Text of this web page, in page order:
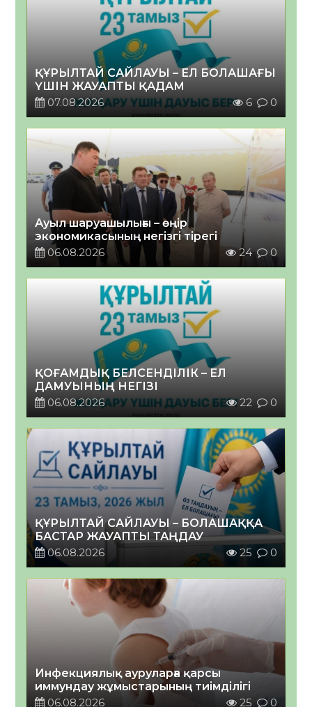
ҚҰРЫЛТАЙ САЙЛАУЫ – ЕЛ БОЛАШАҒЫ
ҮШІН ЖАУАПТЫ ҚАДАМ
07.08.2026
6 0
Ауыл шаруашылығы – өңір
экономикасының негізгі тірегі
06.08.2026
24 0
ҚОҒАМДЫҚ БЕЛСЕНДІЛІК – ЕЛ
ДАМУЫНЫҢ НЕГІЗІ
06.08.2026
22 0
ҚҰРЫЛТАЙ САЙЛАУЫ – БОЛАШАҚҚА
БАСТАР ЖАУАПТЫ ТАҢДАУ
06.08.2026
25 0
Инфекциялық ауруларға қарсы
иммундау жұмыстарының тиімділігі
06.08.2026
25 0